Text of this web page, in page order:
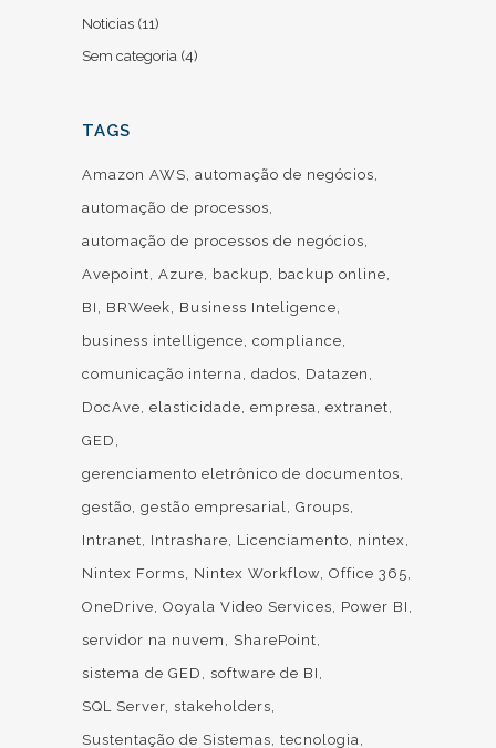
Noticias (11)
Sem categoria (4)
TAGS
Amazon AWS automação de negócios
automação de processos
automação de processos de negócios
Avepoint Azure backup
backup online
BI
BRWeek
Business Inteligence
business intelligence compliance
comunicação interna dados
Datazen
DocAve elasticidade empresa extranet
GED
gerenciamento eletrônico de documentos
gestão gestão empresarial Groups
Intranet
Intrashare Licenciamento
nintex
Nintex Forms
Nintex Workflow Office 365
OneDrive Ooyala Video Services
Power BI
servidor na nuvem
SharePoint
sistema de GED
software de BI
SQL Server stakeholders
Sustentação de Sistemas tecnologia